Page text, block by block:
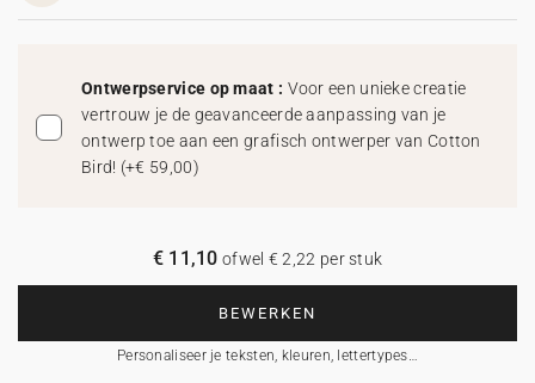
Ontwerpservice op maat : Voor een unieke creatie
vertrouw je de geavanceerde aanpassing van je
ontwerp toe aan een grafisch ontwerper van Cotton
Bird! (+€ 59,00)
BEWERKEN
Personaliseer je teksten, kleuren, lettertypes…
€ 11,10 ofwel € 2,22 per stuk